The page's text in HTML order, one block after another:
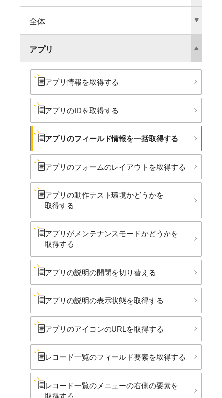
全体
アプリ
アプリ情報を​取得する
アプリの​IDを​取得する
アプリの​フィールド情報を​一括取得する
アプリの​フォームの​レイアウトを​取得する
アプリの​動作テスト環境か​どうかを​
取得する
アプリが​メンテナンスモードか​どうかを​
取得する
アプリの​説明の​開閉を​切り​替える
アプリの​説明の​表示状態を​取得する
アプリの​アイコンの​URLを​取得する
レコード一覧の​フィールド要素を​取得する
レコード一覧の​メニューの​右側の​要素を​
取得する